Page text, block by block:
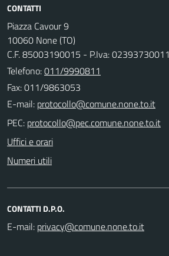
CONTATTI
Piazza Cavour 9
10060 None (TO)
C.F. 85003190015 - P.Iva: 02393730011
Telefono:011/9990811
Fax: 011/9863053
E-mail:
PEC:
Uffici e orari
Numeri utili
CONTATTI D.P.O.
E-mail: